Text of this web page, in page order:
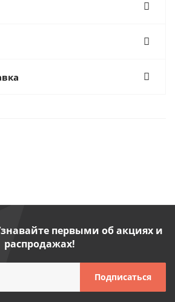
первыми об акциях и
распродажах!